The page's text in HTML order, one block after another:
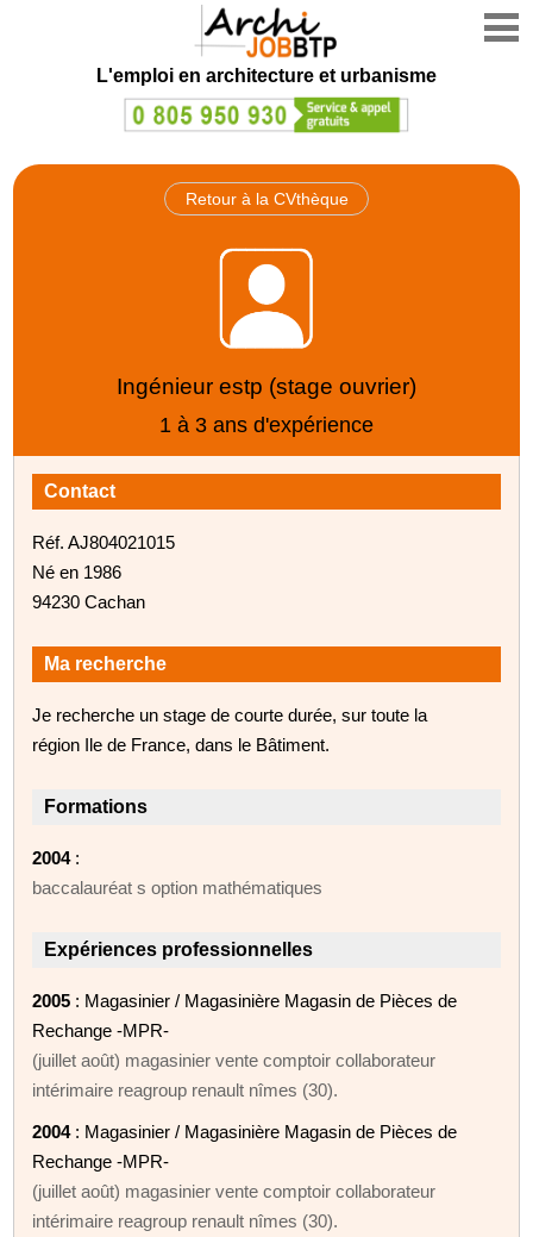
L'emploi en architecture et urbanisme
Retour à la CVthèque
Ingénieur estp (stage ouvrier)
1 à 3 ans d'expérience
Contact
Réf. AJ804021015
Né en 1986
94230 Cachan
Ma recherche
Je recherche un stage de courte durée, sur toute la
région Ile de France, dans le Bâtiment.
Formations
2004:
baccalauréat s option mathématiques
Expériences professionnelles
2005 : Magasinier / Magasinière Magasin de Pièces de
Rechange -MPR-
(juillet août) magasinier vente comptoir collaborateur
intérimaire reagroup renault nîmes (30).
2004: Magasinier / Magasinière Magasin de Pièces de
Rechange -MPR-
(juillet août) magasinier vente comptoir collaborateur
intérimaire reagroup renault nîmes (30).